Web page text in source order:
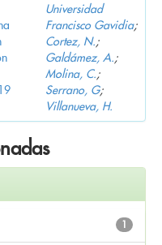
Universidad
Francisco Gavidia;
Cortez, N.;
Galdámez, A.;
Molina, C.;
Serrano, G;
Villanueva, H.
1